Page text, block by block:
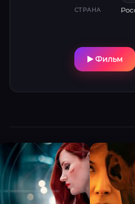
СТРАНА
Фильм